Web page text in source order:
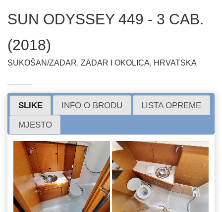
SUN ODYSSEY 449 - 3 CAB.
(2018)
SUKOŠAN/ZADAR, ZADAR I OKOLICA, HRVATSKA
SLIKE INFO O BRODU LISTA OPREME
MJESTO